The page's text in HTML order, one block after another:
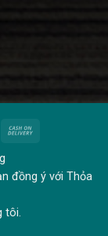
đồng ý với Thỏa
tôi.